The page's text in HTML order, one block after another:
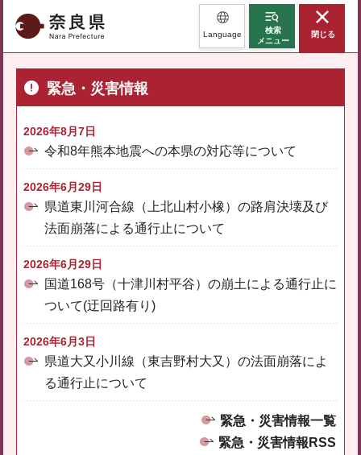
奈良県 Language
検索
メニュー
閉じる
緊急・災害情報
2026年8月7日
令和8年熊本地震への本県の対応等について
2026年6月29日
県道東川河合線（上北山村小橡）の路肩決壊及び
法面崩落による通行止について
2026年6月29日
国道168号（十津川村平谷）の崩土による通行止に
ついて(迂回路有り)
2026年6月3日
県道大又小川線（東吉野村大又）の法面崩落によ
る通行止について
緊急・災害情報一覧
緊急・災害情報RSS